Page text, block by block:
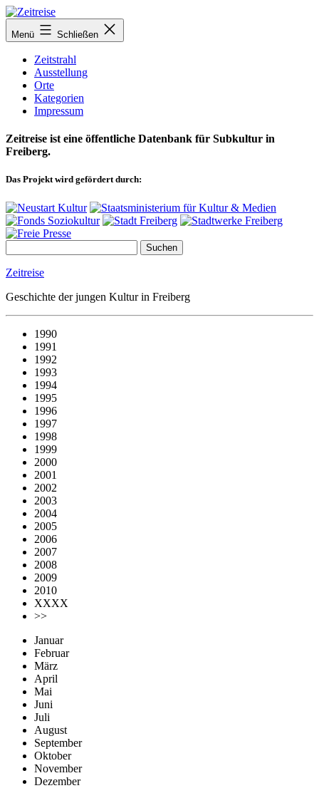
Zum
Inhalt
springen
Menü Schließen
Zeitstrahl
Ausstellung
Orte
Kategorien
Impressum
Zeitreise ist eine öffentliche Datenbank für Subkultur in
Freiberg.
Das Projekt wird gefördert durch:
Zeitreise
Geschichte der jungen Kultur in Freiberg
1990
1991
1992
1993
1994
1995
1996
1997
1998
1999
2000
2001
2002
2003
2004
2005
2006
2007
2008
2009
2010
XXXX
>>
Januar
Februar
März
April
Mai
Juni
Juli
August
September
Oktober
November
Dezember